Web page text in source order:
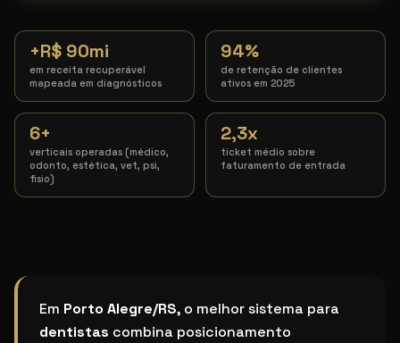
+R$ 90mi
em receita recuperável
mapeada em diagnósticos
94%
de retenção de clientes
ativos em 2025
6+
verticais operadas (médico,
odonto, estética, vet, psi,
fisio)
2,3x
ticket médio sobre
faturamento de entrada
Qual o melhor sistema de marketing para dentista
Em Porto Alegre/RS, o melhor sistema para
dentistas combina posicionamento